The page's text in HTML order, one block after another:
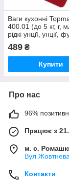
Ваги кухонні
400.01 (до 5 кг, г,
рідкі унції, унції,
тара, стильні,
489 ₴
Купити
Про нас
96%
Працює з
м. с.
Вул
Контакти